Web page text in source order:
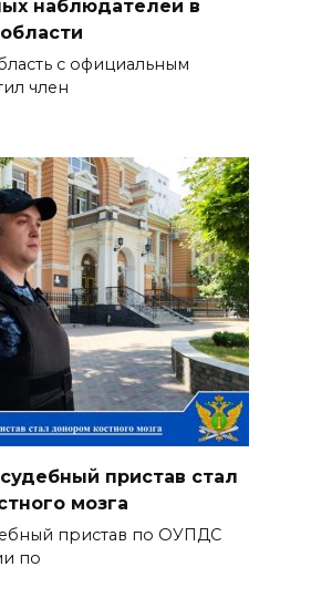
наблюдателей в
с официальным
член
пристав стал
мозга
пристав по ОУПДС
по